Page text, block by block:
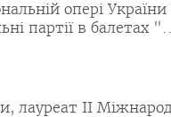
опері
партії в балетах
лауреат II